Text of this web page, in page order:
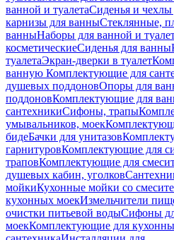
ванной и туалетаСиденья и чехлы
карнизы для ванныСтеклянные,
ванныНаборы для ванной и
косметическиеСиденья для ванны
туалетаЭкран-дверки в туалет
ванную Комплектующие для
душевых поддоновОпоры для
поддоновКомплектующие для
сантехникиСифоны, трапы
умывальников, моек
бидеБачки для унитазов
гарнитуровКомплектующие для
траповКомплектующие для
душевых кабин, уголков
мойкиКухонные мойки со
кухонных моекИзмельчители
очистки питьевой водыСифоны
моекКомплектующие для